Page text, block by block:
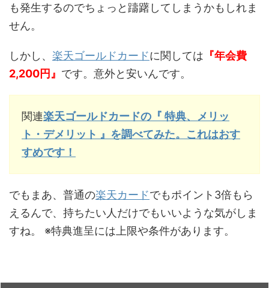
も発生するのでちょっと躊躇してしまうかもしれま
せん。
しかし、 楽天ゴールドカードに関しては 『年会費
2,200円』 です。意外と安いんです。
関連楽天ゴールドカードの『 特典、メリッ
ト・デメリット 』を調べてみた。これはおす
すめです！
でもまあ、普通の楽天カードでもポイント3倍もら
えるんで、持ちたい人だけでもいいような気がしま
すね。 ※特典進呈には上限や条件があります。